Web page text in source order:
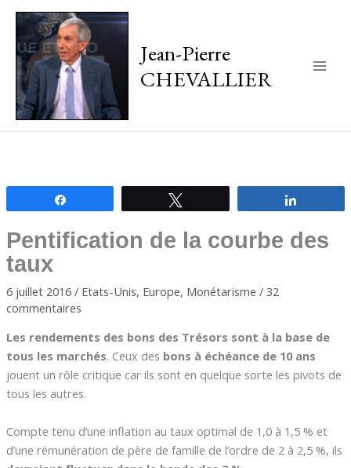
Jean-Pierre
CHEVALLIER
Pentification de la courbe des
taux
6 juillet 2016 / Etats-Unis, Europe, Monétarisme / 32
commentaires
Les rendements des bons des Trésors sont à la base de
tous les marchés. Ceux des bons à échéance de 10 ans
jouent un rôle critique car ils sont en quelque sorte les pivots de
tous les autres.
Compte tenu d’une inflation au taux optimal de 1,0 à 1,5 % et
d’une rémunération de père de famille de l’ordre de 2 à 2,5 %, ils